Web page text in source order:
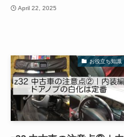
April 22, 2025
お役立ち知識